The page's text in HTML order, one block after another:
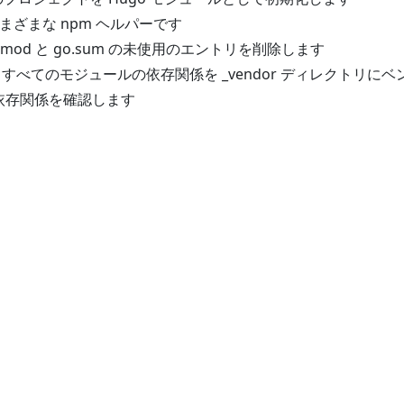
ざまな npm ヘルパーです
と go.sum の未使用のエントリを削除します
べてのモジュールの依存関係を _vendor ディレクトリにベ
関係を確認します